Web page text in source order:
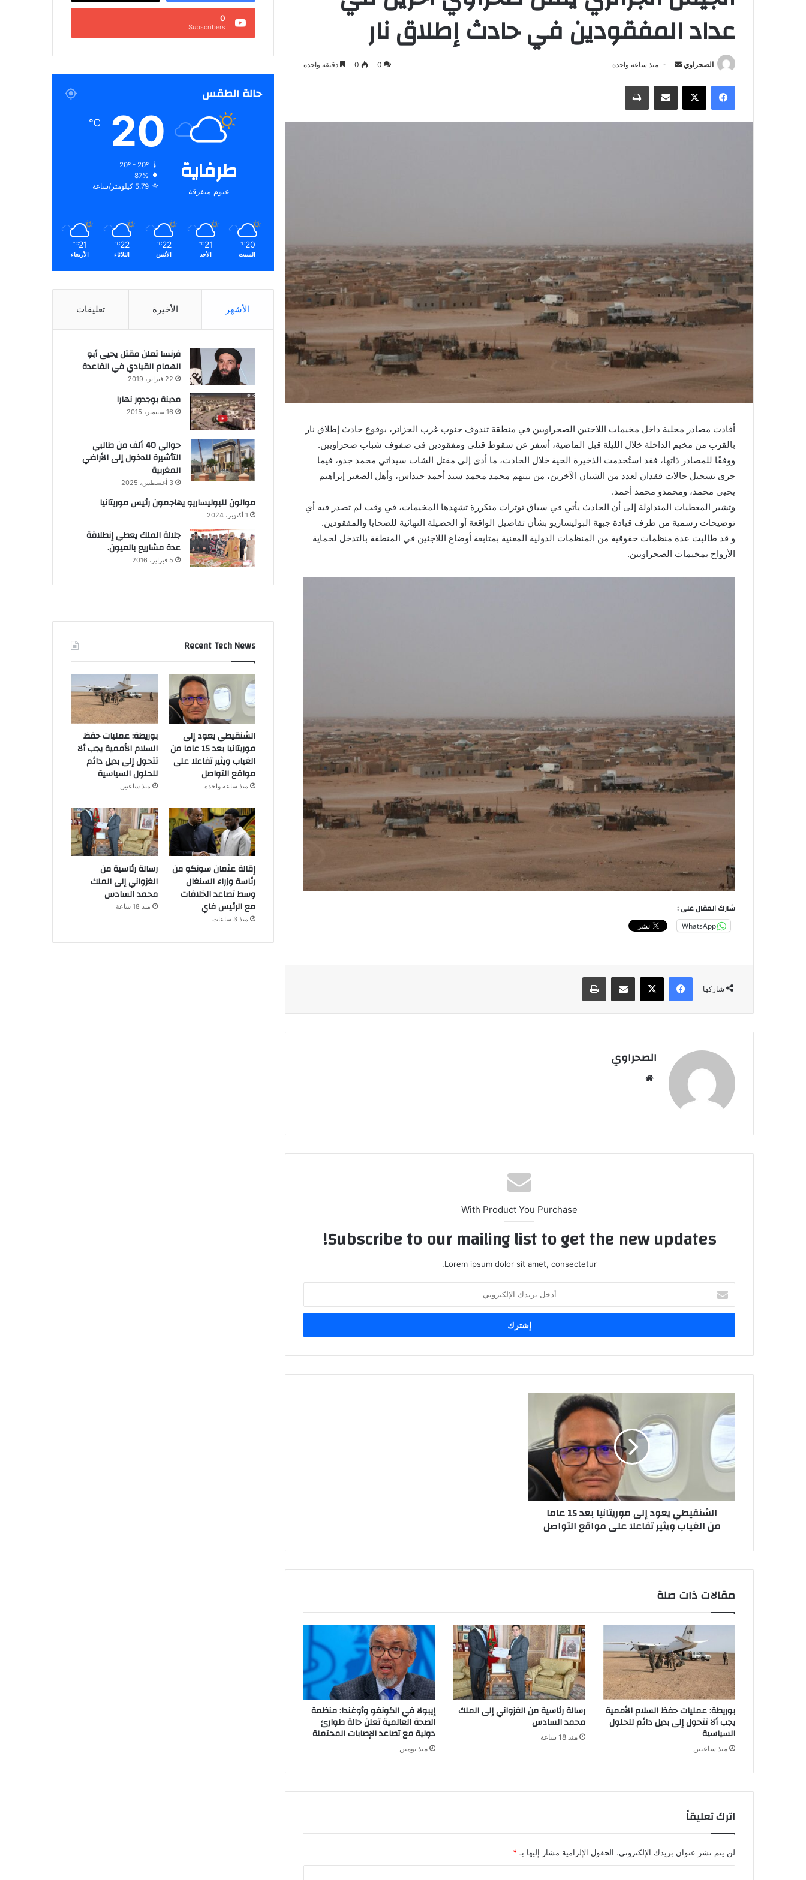
عداد المفقودين في حادث إطلاق نار
الصحراوي
أرسل
إلكترونيا
منذ ساعة واحدة 0
0 دقيقة واحدة
فيسبوك ‫X مشاركة عبر البريد طباعة
أفادت مصادر محلية داخل مخيمات اللاجئين الصحراويين في منطقة تندوف جنوب غرب الجزائر، بوقوع حادث إطلاق نار
بالقرب من مخيم الداخلة خلال الليلة قبل الماضية، أسفر عن سقوط قتلى ومفقودين في صفوف شباب صحراويين.
ووفقًا للمصادر ذاتها، فقد استُخدمت الذخيرة الحية خلال الحادث، ما أدى إلى مقتل الشاب سيداتي محمد جدو، فيما
جرى تسجيل حالات فقدان لعدد من الشبان الآخرين، من بينهم محمد محمد سيد أحمد حيداس، وأهل الصغير إبراهيم
يحيى محمد، ومحمدو محمد أحمد.
وتشير المعطيات المتداولة إلى أن الحادث يأتي في سياق توترات متكررة تشهدها المخيمات، في وقت لم تصدر فيه أي
توضيحات رسمية من طرف قيادة جبهة البوليساريو بشأن تفاصيل الواقعة أو الحصيلة النهائية للضحايا والمفقودين.
و قد طالبت عدة منظمات حقوقية من المنظمات الدولية المعنية بمتابعة أوضاع اللاجئين في المنطقة بالتدخل لحماية
الأرواح بمخيمات الصحراويين.
شارك المقال على :
WhatsApp
شاركها
فيسبوك ‫X مشاركة عبر البريد طباعة
الصحراوي
With Product You Purchase
Subscribe to our mailing list to get the new updates!
Lorem ipsum dolor sit amet, consectetur.
بريدك
الإلكتروني
يعود
موريتانيا
بعد
15
عاما
الغياب
تفاعلا
مواقع
الشنقيطي يعود إلى موريتانيا بعد 15 عاما
من الغياب ويثير تفاعلا على مواقع التواصل
مقالات ذات صلة
بوريطة: عمليات حفظ السلام الأممية
يجب ألا تتحول إلى بديل دائم للحلول
السياسية
منذ ساعتين
رسالة رئاسية من الغزواني إلى الملك
محمد السادس
منذ 18 ساعة
إيبولا في الكونغو وأوغندا: منظمة
الصحة العالمية تعلن حالة طوارئ
دولية مع تصاعد الإصابات المحتملة
منذ يومين
اترك تعليقاً
لن يتم نشر عنوان بريدك الإلكتروني. الحقول الإلزامية مشار إليها بـ*
0
Subscribers
حالة الطقس
طرفاية
غيوم متفرقة
20
℃
20º - 20º
87%
5.79 كيلومتر/ساعة
20
℃
السبت
21
℃
الأحد
22
℃
الأثنين
22
℃
الثلاثاء
21
℃
الأربعاء
الأشهر الأخيرة تعليقات
فرنسا تعلن مقتل يحيى أبو
الهمام القيادي في القاعدة
22 فبراير، 2019
مدينة بوجدور نهارا
16 سبتمبر، 2015
حوالي 40 ألف من طالبي
التأشيرة للدخول إلى الأراضي
المغربية
3 أغسطس، 2025
موالون للبوليساريو يهاجمون رئيس موريتانيا
1 أكتوبر، 2024
جلالة الملك يعطي إنطلاقة
عدة مشاريع بالعيون.
5 فبراير، 2016
Recent Tech News
الشنقيطي يعود إلى
موريتانيا بعد 15 عاما من
الغياب ويثير تفاعلا على
مواقع التواصل
منذ ساعة واحدة
بوريطة: عمليات حفظ
السلام الأممية يجب ألا
تتحول إلى بديل دائم
للحلول السياسية
منذ ساعتين
إقالة عثمان سونكو من
رئاسة وزراء السنغال
وسط تصاعد الخلافات
مع الرئيس فاي
منذ 3 ساعات
رسالة رئاسية من
الغزواني إلى الملك
محمد السادس
منذ 18 ساعة